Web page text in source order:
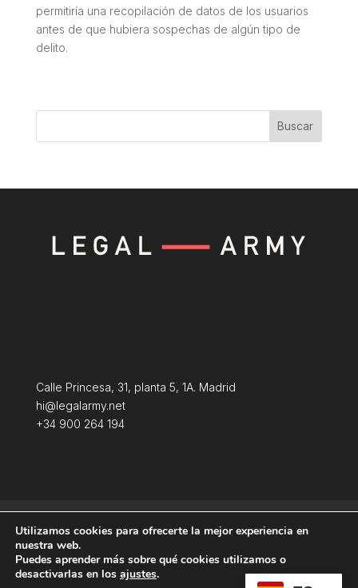
permitiría una recopilación de datos de los usuarios
antes de que hubiera sospechas de algún tipo de
delito.
Buscar
Calle Princesa, 31, planta 5, 1A. Madrid
hi@legalarmy.net
+34 900 264 194
Política de Cookies
Utilizamos cookies para ofrecerte la mejor experiencia en
nuestra web.
Puedes aprender más sobre qué cookies utilizamos o
desactivarlas en los ajustes.